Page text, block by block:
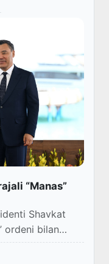
“Manas”
Shavkat
ordeni bilan